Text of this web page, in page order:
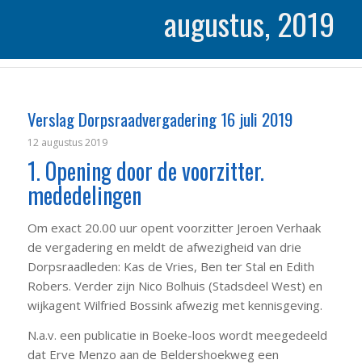
augustus, 2019
Verslag Dorpsraadvergadering 16 juli 2019
12 augustus 2019
1. Opening door de voorzitter.
mededelingen
Om exact 20.00 uur opent voorzitter Jeroen Verhaak
de vergadering en meldt de afwezigheid van drie
Dorpsraadleden: Kas de Vries, Ben ter Stal en Edith
Robers. Verder zijn Nico Bolhuis (Stadsdeel West) en
wijkagent Wilfried Bossink afwezig met kennisgeving.
N.a.v. een publicatie in Boeke-loos wordt meegedeeld
dat Erve Menzo aan de Beldershoekweg een